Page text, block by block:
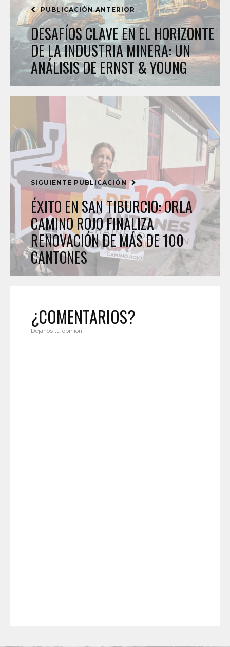
PUBLICACIÓN ANTERIOR
DESAFÍOS CLAVE EN EL HORIZONTE
DE LA INDUSTRIA MINERA: UN
ANÁLISIS DE ERNST & YOUNG
SIGUIENTE PUBLICACIÓN
ÉXITO EN SAN TIBURCIO: ORLA
CAMINO ROJO FINALIZA
RENOVACIÓN DE MÁS DE 100
CANTONES
¿COMENTARIOS?
Déjanos tu opinión.